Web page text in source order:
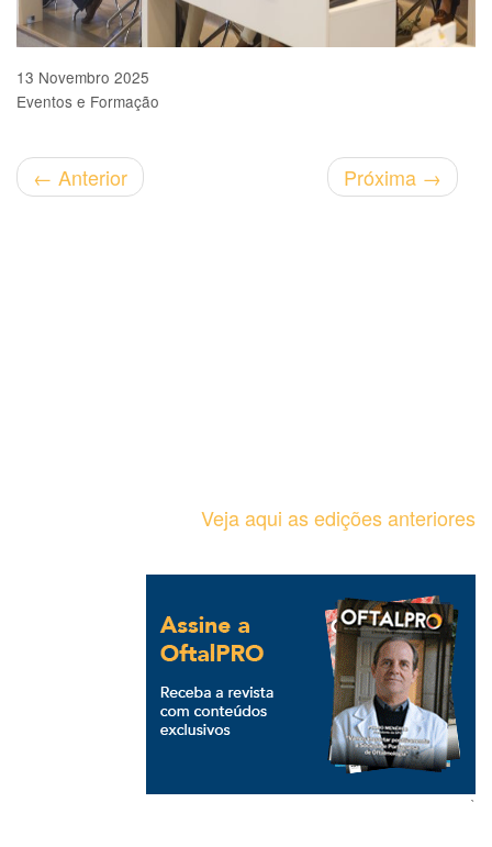
13 Novembro 2025
Eventos e Formação
← Anterior Próxima →
Veja aqui as edições anteriores
`